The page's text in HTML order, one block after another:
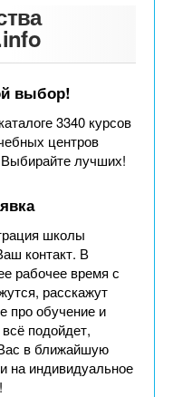
выбор!
3340 курсов
центров
лучших!
школы
контакт. В
рабочее время с
расскажут
про обучение и
подойдет,
в ближайшую
на индивидуальное